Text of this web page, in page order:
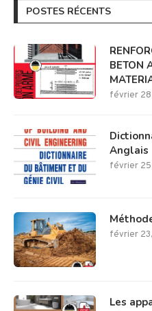
POSTES RÉCENTS
BETON
février
Anglais
février
février
Les